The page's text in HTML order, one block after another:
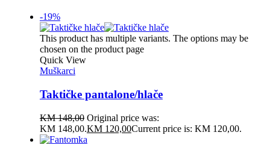
-19%
This product has multiple variants. The options may be
chosen on the product page
Quick View
Muškarci
Taktičke pantalone/hlače
KM148,00 Original price was:
KM 148,00.KM120,00Current price is: KM 120,00.